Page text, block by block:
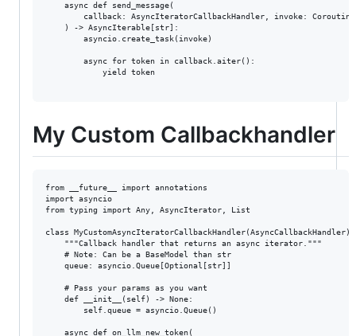
    async def send_message(
        callback: AsyncIteratorCallbackHandler, invoke: Coroutine
    ) -> AsyncIterable[str]:
        asyncio.create_task(invoke)
        async for token in callback.aiter():
            yield token
My Custom Callbackhandler
from __future__ import annotations
import asyncio
from typing import Any, AsyncIterator, List
class MyCustomAsyncIteratorCallbackHandler(AsyncCallbackHandler):
    """Callback handler that returns an async iterator."""
    # Note: Can be a BaseModel than str
    queue: asyncio.Queue[Optional[str]]
    # Pass your params as you want
    def __init__(self) -> None:
        self.queue = asyncio.Queue()
    async def on_llm_new_token(